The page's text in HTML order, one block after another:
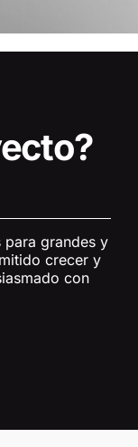
para grandes y
crecer y
con